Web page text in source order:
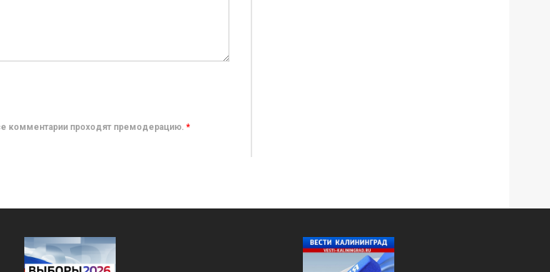
комментарии проходят премодерацию. *